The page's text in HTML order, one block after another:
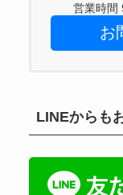
営業時間
お
LINEからも